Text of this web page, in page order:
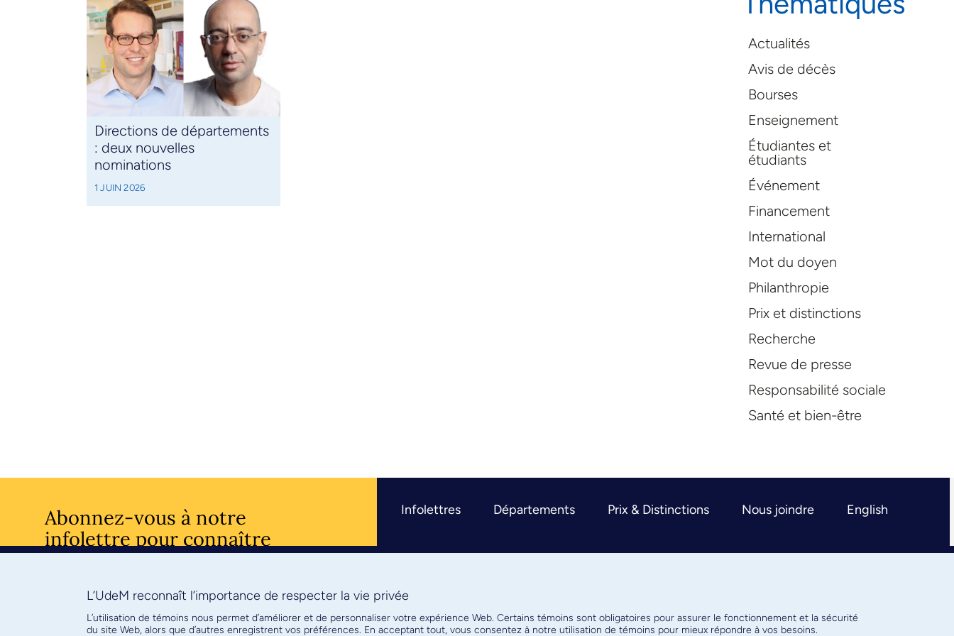
Directions de départements
: deux nouvelles
nominations
1 JUIN 2026
Actualités
Avis de décès
Bourses
Enseignement
Étudiantes et
étudiants
Événement
Financement
International
Mot du doyen
Philanthropie
Prix et distinctions
Recherche
Revue de presse
Responsabilité sociale
Santé et bien-être
Abonnez-vous à notre
infolettre pour connaître
l’actualité facultaire
S'ABONNER
Infolettres Départements Prix & Distinctions Nous joindre English
L’UdeM reconnaît l’importance de respecter la vie privée
L’utilisation de témoins nous permet d’améliorer et de personnaliser votre expérience Web. Certains témoins sont obligatoires pour assurer le fonctionnement et la sécurité
du site Web, alors que d’autres enregistrent vos préférences. En acceptant tout, vous consentez à notre utilisation de témoins pour mieux répondre à vos besoins.